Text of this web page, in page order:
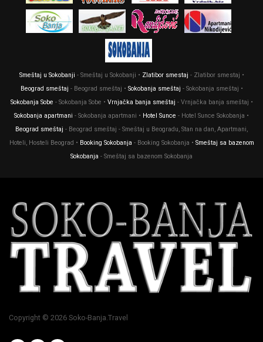
Smeštaj u Sokobanji - Smeštaj u Sokobanji • Zlatibor smestaj - Zlatibor smestaj •
Beograd smeštaj - Beograd smeštaj • Sokobanja smeštaj - Sokobanja smeštaj •
Sokobanja Sobe - Sokobanja Sobe • Vrnjačka banja smeštaj - Vrnjačka banja smeštaj •
Sokobanja apartmani - Sokobanja apartmani • Hotel Sunce - Hotel Sunce Sokobanja •
Beograd smeštaj - Beograd smeštaj - Smeštaj u Beogradu, Stan na dan, Apartmani,
Hoteli, Hosteli Beograd • Booking Sokobanja - Booking Sokobanja • Smeštaj sa bazenom
Sokobanja - Smeštaj sa bazenom Sokobanja
Copyright © 2026 Soko-Banja.Travel